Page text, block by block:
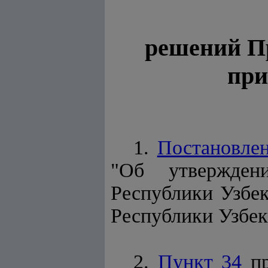
решений
1.
"Об
Республики
Республики
2. Пункт 34